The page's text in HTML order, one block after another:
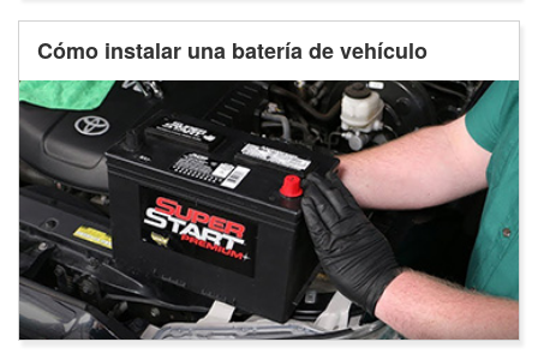
Cómo instalar una batería de vehículo